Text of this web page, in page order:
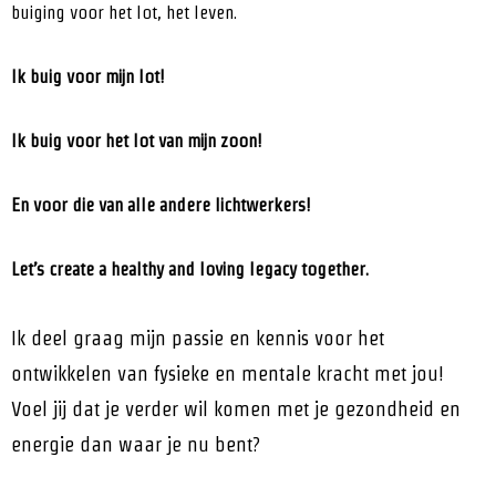
buiging voor het lot, het leven.
Ik buig voor mijn lot!
Ik buig voor het lot van mijn zoon!
En voor die van alle andere lichtwerkers!
Let’s create a healthy and loving legacy together.
Ik deel graag mijn passie en kennis voor het
ontwikkelen van fysieke en mentale kracht met jou!
Voel jij dat je verder wil komen met je gezondheid en
energie dan waar je nu bent?